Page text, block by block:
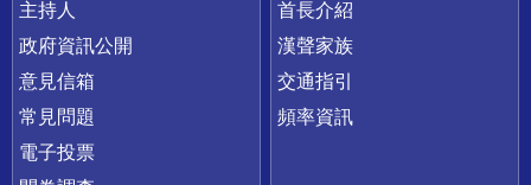
主持人
政府資訊公開
意見信箱
常見問題
電子投票
首長介紹
漢聲家族
交通指引
頻率資訊